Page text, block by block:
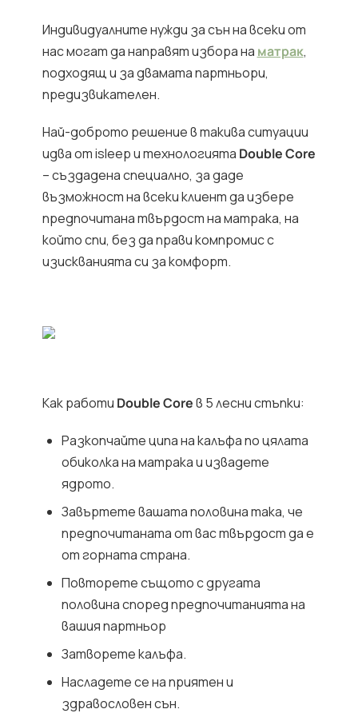
Индивидуалните нужди за сън на всеки от
нас могат да направят избора на матрак,
подходящ и за двамата партньори,
предизвикателен.
Най-доброто решение в такива ситуации
идва от isleep и технологията Double Core
– създадена специално, за даде
възможност на всеки клиент да избере
предпочитана твърдост на матрака, на
който спи, без да прави компромис с
изискванията си за комфорт.
Как работи Double Coreв 5 лесни стъпки:
Разкопчайте ципа на калъфа по цялата
обиколка на матрака и извадете
ядрото.
Завъртете вашата половина така, че
предпочитаната от вас твърдост да е
от горната страна.
Повторете същото с другата
половина според предпочитанията на
вашия партньор
Затворете калъфа.
Насладете се на приятен и
здравословен сън.